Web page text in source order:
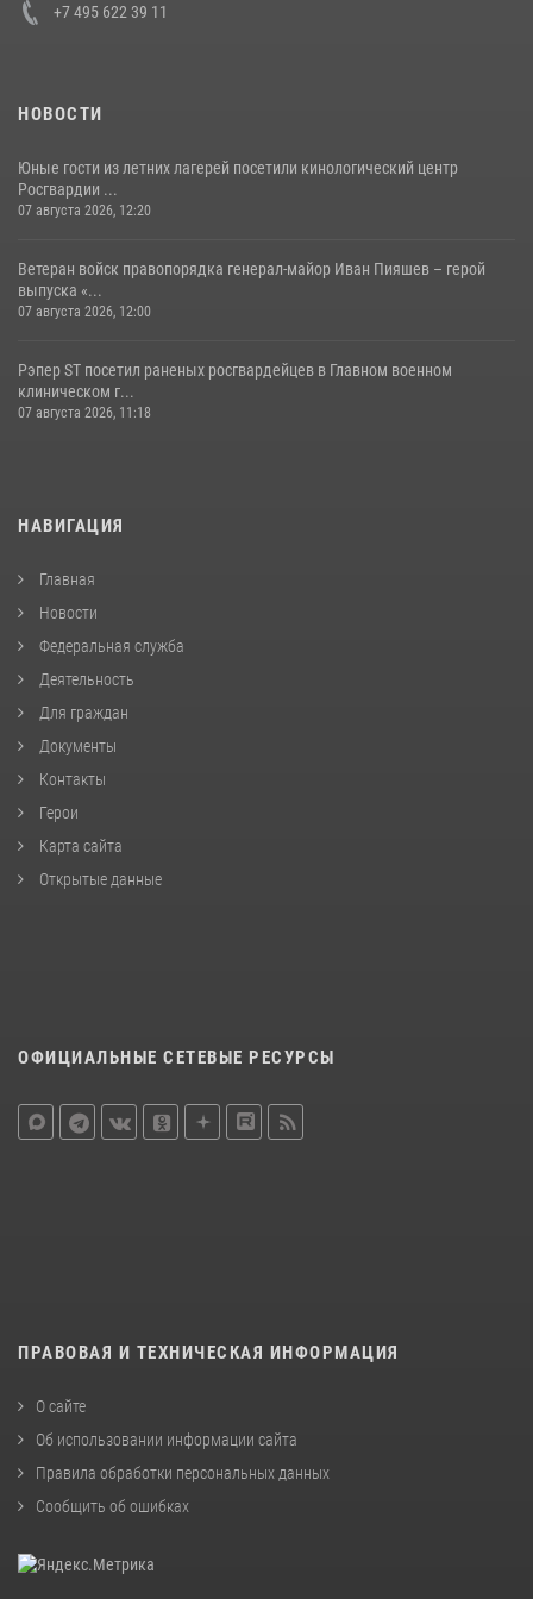
+7 495 622 39 11
НОВОСТИ
Юные гости из летних лагерей посетили кинологический центр
Росгвардии ...
07 августа 2026, 12:20
Ветеран войск правопорядка генерал-майор Иван Пияшев – герой
выпуска «...
07 августа 2026, 12:00
Рэпер ST посетил раненых росгвардейцев в Главном военном
клиническом г...
07 августа 2026, 11:18
НАВИГАЦИЯ
Главная
Новости
Федеральная служба
Деятельность
Для граждан
Документы
Контакты
Герои
Карта сайта
Открытые данные
ОФИЦИАЛЬНЫЕ СЕТЕВЫЕ РЕСУРСЫ
ПРАВОВАЯ И ТЕХНИЧЕСКАЯ ИНФОРМАЦИЯ
О сайте
Об использовании информации сайта
Правила обработки персональных данных
Сообщить об ошибках